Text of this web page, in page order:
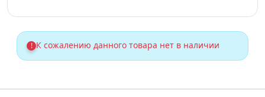
! К сожалению данного товара нет в наличии